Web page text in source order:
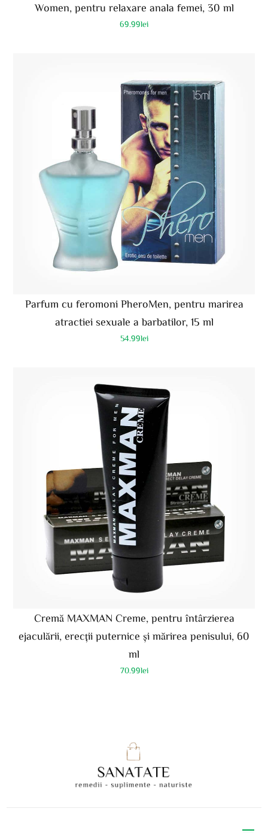
Women, pentru relaxare anala femei, 30 ml
69.99lei
Parfum cu feromoni PheroMen, pentru marirea
atractiei sexuale a barbatilor, 15 ml
54.99lei
Cremă MAXMAN Creme, pentru întârzierea
ejaculării, erecții puternice și mărirea penisului, 60
ml
70.99lei